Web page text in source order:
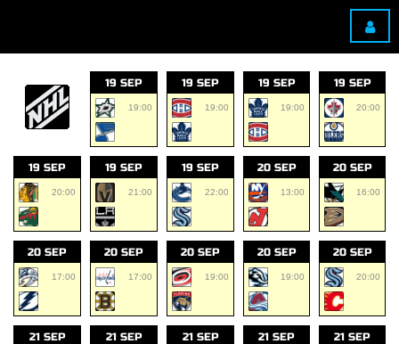
19 SEP
19:00
19 SEP
19:00
19 SEP
19:00
19 SEP
20:00
19 SEP
20:00
19 SEP
21:00
19 SEP
22:00
20 SEP
13:00
20 SEP
16:00
20 SEP
17:00
20 SEP
17:00
20 SEP
19:00
20 SEP
19:00
20 SEP
20:00
21 SEP 21 SEP 21 SEP 21 SEP 21 SEP